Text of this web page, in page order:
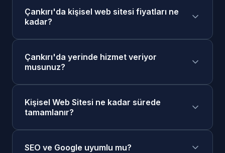
Çankırı'da kişisel web sitesi fiyatları ne
kadar?
- 15.000₺ aralığındadır. Projenizin kapsamına
göre ücretsiz keşif görüşmesi sonrasında size
özel fiyat teklifi sunuyoruz. Taksit seçenekleri
mevcuttur.
Çankırı'da yerinde hizmet veriyor
musunuz?
yerinde keşif ve toplantı yapabiliyoruz. Ayrıca
online görüşme seçeneğimiz de mevcuttur.
Çankırı'daki müşterilerimize öncelikli destek
sağlıyoruz.
Kişisel Web Sitesi ne kadar sürede
tamamlanır?
hafta sürede tamamlanır. Acil projeler için
SEO ve Google uyumlu mu?